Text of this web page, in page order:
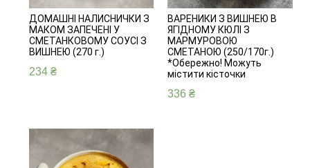
ВАРЕНИКИ З ВИШНЕЮ В
ЯГІДНОМУ КЮЛІ З
МАРМУРОВОЮ
СМЕТАНОЮ (250/170г.)
*Обережно! Можуть
містити кісточки
336₴
ДОМАШНІ НАЛИСНИЧКИ З
МАКОМ ЗАПЕЧЕНІ У
СМЕТАНКОВОМУ СОУСІ З
ВИШНЕЮ (270 г.)
234 ₴